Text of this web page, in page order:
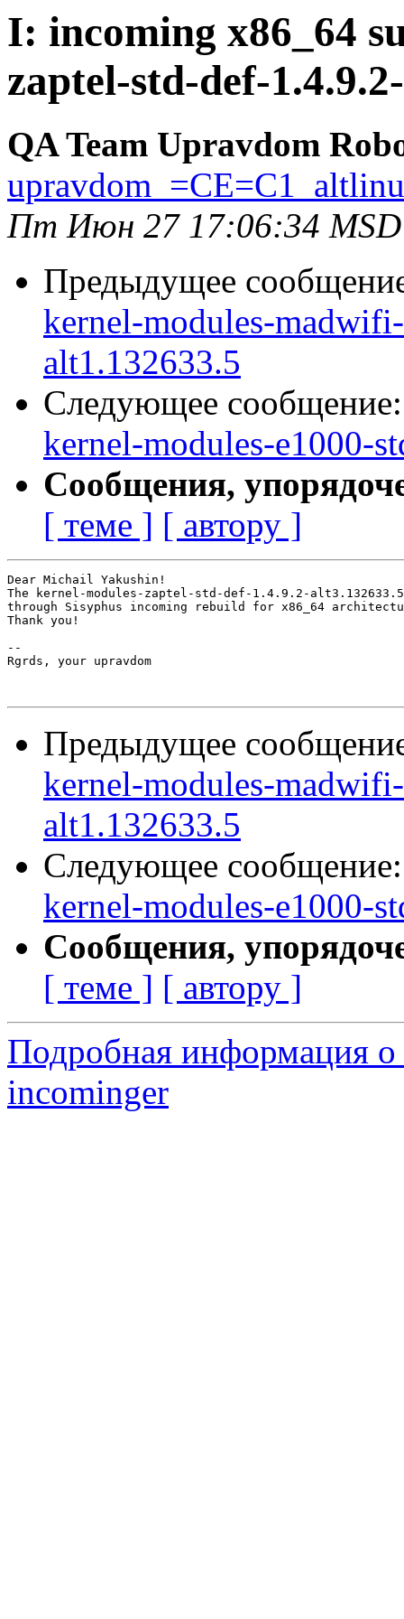
I: incoming x86_64
zaptel-std-def-
QA Team Upravdom
Пт Июн 27 17:06:34
Предыдущее
kernel-modules-
alt1.132633.5
Следующее
kernel-modules-e1000-
Сообщения,
[ теме ] [ автору ]
Dear Michail Yakushin!
The kernel-modules-zaptel-std-def-1.4.9.2-alt3.132633.5
through Sisyphus incoming rebuild for x86_64
Thank you!
--
Rgrds, your upravdom
Предыдущее
kernel-modules-
alt1.132633.5
Следующее
kernel-modules-e1000-
Сообщения,
[ теме ] [ автору ]
Подробная информация о
incominger